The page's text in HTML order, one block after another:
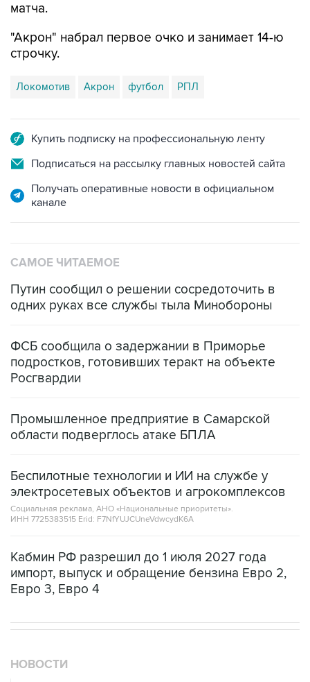
матча.
"Акрон" набрал первое очко и занимает 14-ю
строчку.
Локомотив Акрон футбол РПЛ
Купить подписку на профессиональную ленту
Подписаться на рассылку главных новостей сайта
Получать оперативные новости в официальном
канале
САМОЕ ЧИТАЕМОЕ
Путин сообщил о решении сосредоточить в
одних руках все службы тыла Минобороны
ФСБ сообщила о задержании в Приморье
подростков, готовивших теракт на объекте
Росгвардии
Промышленное предприятие в Самарской
области подверглось атаке БПЛА
Беспилотные технологии и ИИ на службе у
электросетевых объектов и агрокомплексов
Социальная реклама, АНО «Национальные приоритеты».
ИНН 7725383515 Erid: F7NfYUJCUneVdwcydK6A
Кабмин РФ разрешил до 1 июля 2027 года
импорт, выпуск и обращение бензина Евро 2,
Евро 3, Евро 4
НОВОСТИ